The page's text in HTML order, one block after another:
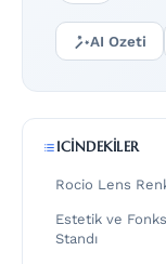
AI Ozeti
ICINDEKILER
Rocio Lens
Estetik ve
Standı